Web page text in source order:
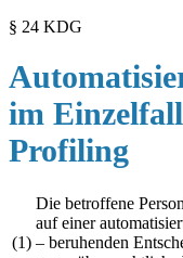
§ 24 KDG
im
Profiling
(1)
Die betroffene
auf einer
– beruhenden